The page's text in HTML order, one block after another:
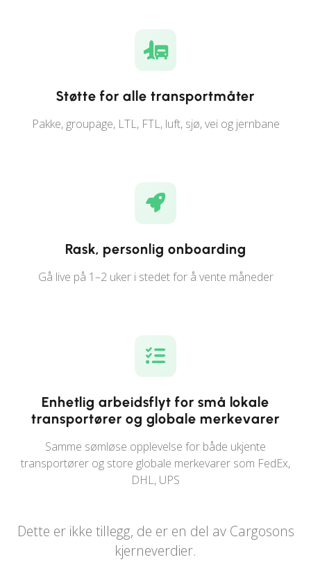
Støtte for alle transportmåter
Pakke, groupage, LTL, FTL, luft, sjø, vei og jernbane
Rask, personlig onboarding
Gå live på 1–2 uker i stedet for å vente måneder
Enhetlig arbeidsflyt for små lokale
transportører og globale merkevarer
Samme sømløse opplevelse for både ukjente
transportører og store globale merkevarer som FedEx,
DHL, UPS
Dette er ikke tillegg, de er en del av Cargosons
kjerneverdier.